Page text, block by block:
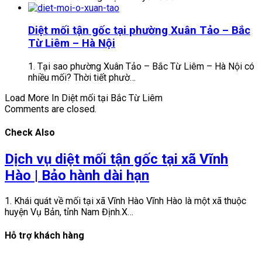
Diệt mối tận gốc tại phường Xuân Tảo – Bắc
Từ Liêm – Hà Nội
1. Tại sao phường Xuân Tảo – Bắc Từ Liêm – Hà Nội có
nhiều mối? Thời tiết phườ…
Load More In Diệt mối tại Bắc Từ Liêm
Comments are closed.
Check Also
Dịch vụ diệt mối tận gốc tại xã Vĩnh
Hào | Bảo hành dài hạn
1. Khái quát về mối tại xã Vĩnh Hào Vĩnh Hào là một xã thuộc
huyện Vụ Bản, tỉnh Nam Định.X…
Hỗ trợ khách hàng